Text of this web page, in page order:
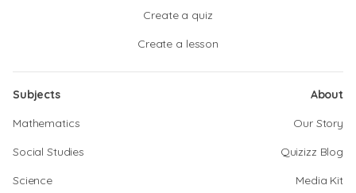
Create a quiz
Create a lesson
Subjects
Mathematics
Social Studies
Science
About
Our Story
Quizizz Blog
Media Kit